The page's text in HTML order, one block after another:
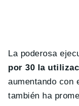
La poderosa
por 30 la
aumentando con
también ha